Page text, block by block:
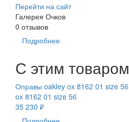
Перейти на сайт
Галерея Очков
0 отзывов
Подробнее
С этим
Оправы oakley ox 8162 01 size 56
ox 8162 01 size 56
35 230 ₽